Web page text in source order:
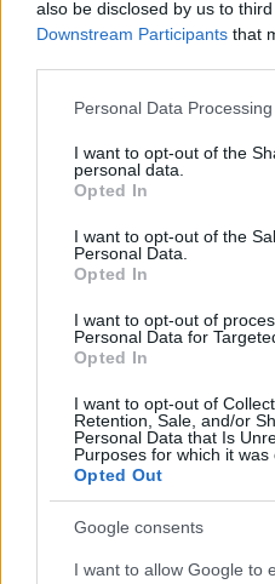
also be disclosed by us to
Downstream Participants that
Please note that this website/
not limited to your visit or
grant or deny consent to
use your data for below
consent section.
Personal Data
I want to opt-out of the
personal data.
Opted In
I want to opt-out of the
Personal Data.
Opted In
I want to opt-out of
Personal Data for
Opted In
I want to opt-out of
Retention, Sale, and/or
Personal Data that Is
Purposes for which it was
Opted Out
Google consents
I want to allow Google to
sántakutyás vonalat
rakenrol.